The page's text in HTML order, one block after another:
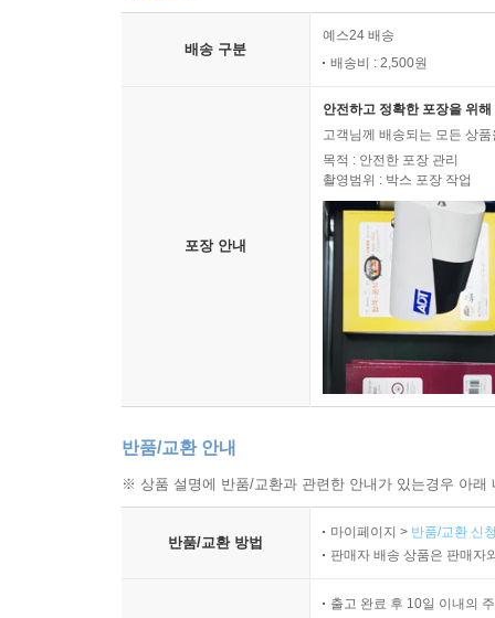
배송 구분
예스24 배송
배송비 : 2,500원
포장 안내
안전하고 정확한 포장을 위
고객님께 배송되는 모든 상
목적 : 안전한 포장 관리
촬영범위 : 박스 포장 작업
반품/교환 안내
※ 상품 설명에 반품/교환과 관련한 안내가 있는경우 아
반품/교환 방법
마이페이지 > 반품/교환 신
판매자 배송 상품은 판매자
출고 완료 후 10일 이내의